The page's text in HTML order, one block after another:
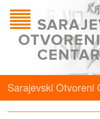
Sarajevski Otvoreni